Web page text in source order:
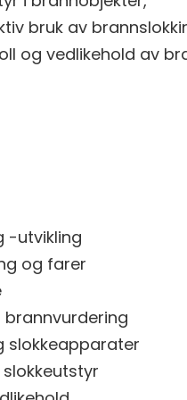
bruk av
og vedlikehold av
-utvikling
og farer
brannvurdering
slokkeapparater
slokkeutstyr